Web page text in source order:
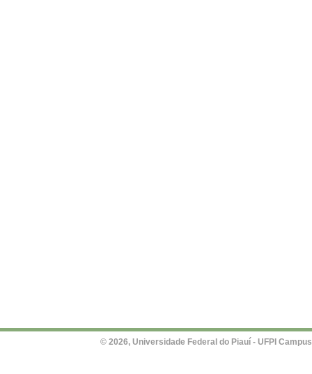
© 2026, Universidade Federal do Piauí - UFPI